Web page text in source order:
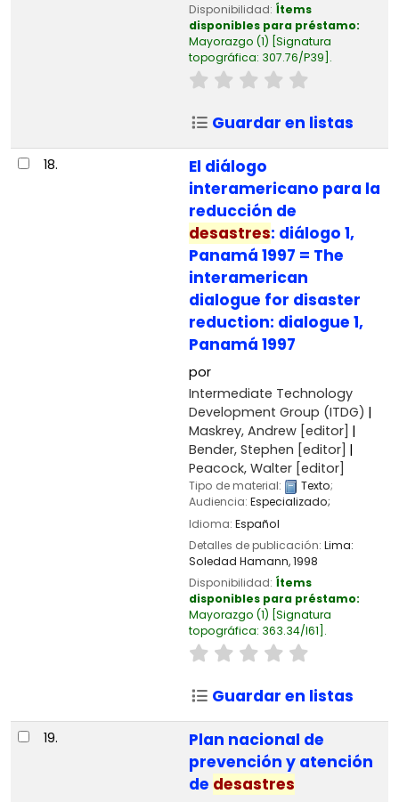
Disponibilidad: Ítems
disponibles para préstamo:
Mayorazgo (1) Signatura
topográfica: 307.76/P39 .
Guardar en listas
18.
El diálogo
interamericano para la
reducción de
desastres: diálogo 1,
Panamá 1997 = The
interamerican
dialogue for disaster
reduction: dialogue 1,
Panamá 1997
por
Intermediate Technology
Development Group (ITDG)
Maskrey, Andrew[editor]
Bender, Stephen [editor]
Peacock, Walter[editor]
Tipo de material: Texto;
Audiencia: Especializado;
Idioma: Español
Detalles de publicación: Lima:
Soledad Hamann,1998
Disponibilidad: Ítems
disponibles para préstamo:
Mayorazgo (1) Signatura
topográfica: 363.34/I61 .
Guardar en listas
19.
Plan nacional de
prevención y atención
de desastres